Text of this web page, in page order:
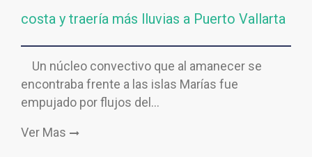
costa y traería más lluvias a Puerto Vallarta
Un núcleo convectivo que al amanecer se
encontraba frente a las islas Marías fue
empujado por flujos del…
Ver Mas